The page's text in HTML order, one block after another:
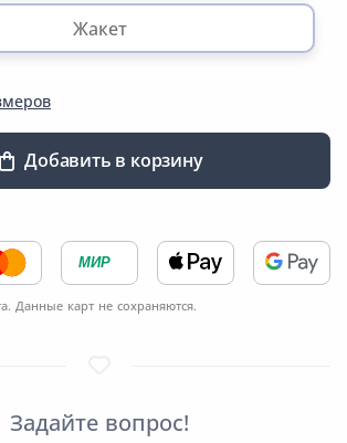
Жакет
Добавить в корзину
МИР
Данные карт не сохраняются.
Задайте вопрос!